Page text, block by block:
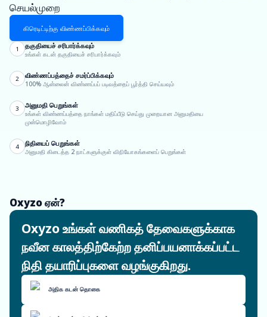
செயல்முறை
கிரெடிட்டிற்கு விண்ணப்பிக்கவும்
1 தகுதியைச் சரிபார்க்கவும்
உங்கள் கடன் தகுதியைச் சரிபார்க்கவும்
2 விண்ணப்பத்தைச் சமர்ப்பிக்கவும்
100% ஆன்லைன் விண்ணப்பப் படிவத்தைப் பூர்த்தி செய்யவும்
3 அனுமதி பெறுங்கள்
உங்கள் விண்ணப்பத்தை நாங்கள் மதிப்பீடு செய்து முறையான அனுமதியை
முன்மொழிவோம்
4 நிதியைப் பெறுங்கள்
அனுமதி கிடைத்த 2 நாட்களுக்குள் விநியோகங்களைப் பெறுங்கள்
Oxyzo ஏன்?
Oxyzo உங்கள் வணிகத் தேவைகளுக்காக
நவீன காலத்திற்கேற்ற தனிப்பயனாக்கப்பட்ட
நிதி தயாரிப்புகளை வழங்குகிறது.
அதிக கடன் தொகை